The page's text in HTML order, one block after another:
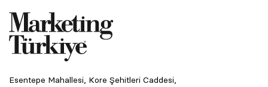
Esentepe Mahallesi, Kore Şehitleri Caddesi,